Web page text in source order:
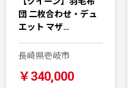
団 二枚合わせ・デュ
エット マザ…
長崎県壱岐市
￥340,000